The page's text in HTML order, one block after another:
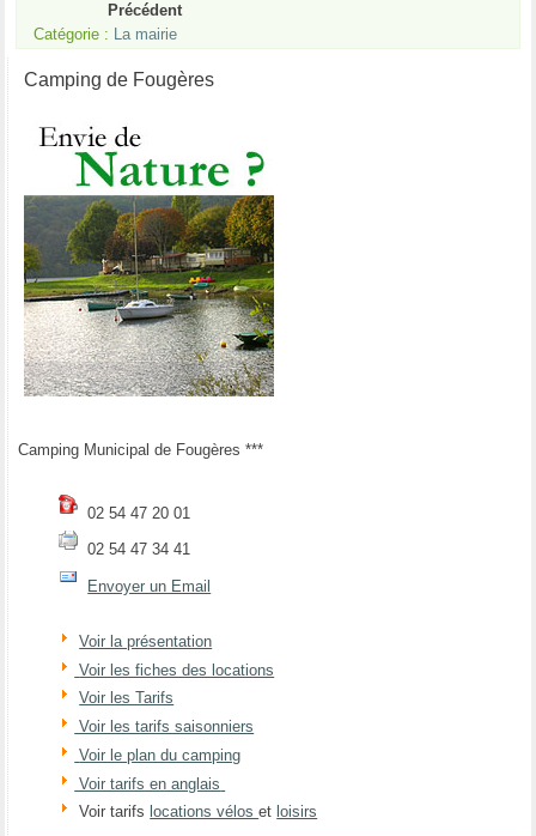
Précédent
Catégorie : La mairie
Camping de Fougères
Camping Municipal de Fougères ***
02 54 47 20 01
02 54 47 34 41
Envoyer un Email
Voir la présentation
Voir les fiches des locations
Voir les Tarifs
Voir les tarifs saisonniers
Voir le plan du camping
Voir tarifs en anglais
Voir tarifs locations véloset loisirs